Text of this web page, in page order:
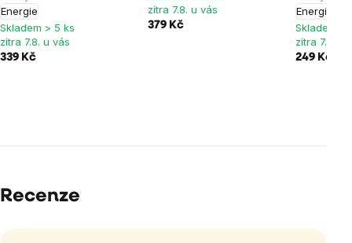
Energie
Skladem > 5 ks
zítra 7.8. u vás
339 Kč
zítra 7.8. u vás
379 Kč
Energie
Skladem >
zítra 7.8. u
249 Kč
Recenze